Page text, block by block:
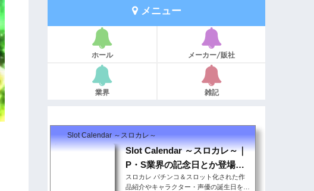
メニュー
ホール メーカー/販社
業界 雑記
Slot Calendar ～スロカレ～
Slot Calendar ～スロカレ～｜
P・S業界の記念日とか登場キ
ャラの誕生日とか
スロカレ パチンコ＆スロット化された作
品紹介やキャラクター・声優の誕生日をま